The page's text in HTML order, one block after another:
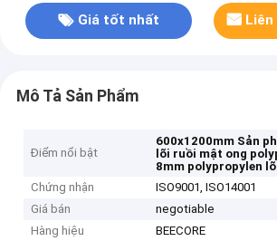
Giá tốt nhất Liên
Mô Tả Sản Phẩm
Điểm nổi bật
600x1200mm Sản
lõi ruồi mật ong
8mm polypropylen
Chứng nhận
ISO9001, ISO14001
Giá bán
negotiable
Hàng hiệu
BEECORE